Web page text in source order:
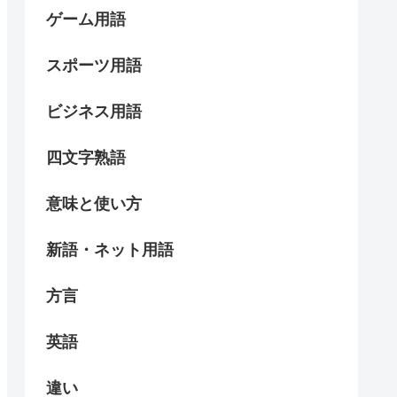
ゲーム用語
スポーツ用語
ビジネス用語
四文字熟語
意味と使い方
新語・ネット用語
方言
英語
違い